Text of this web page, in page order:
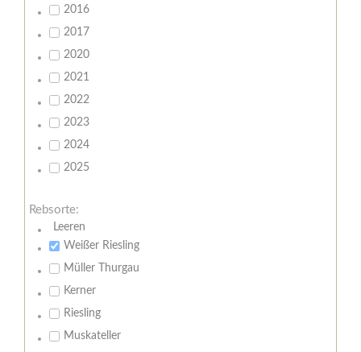
2016
2017
2020
2021
2022
2023
2024
2025
Rebsorte:
Leeren
Weißer Riesling
Müller Thurgau
Kerner
Riesling
Muskateller